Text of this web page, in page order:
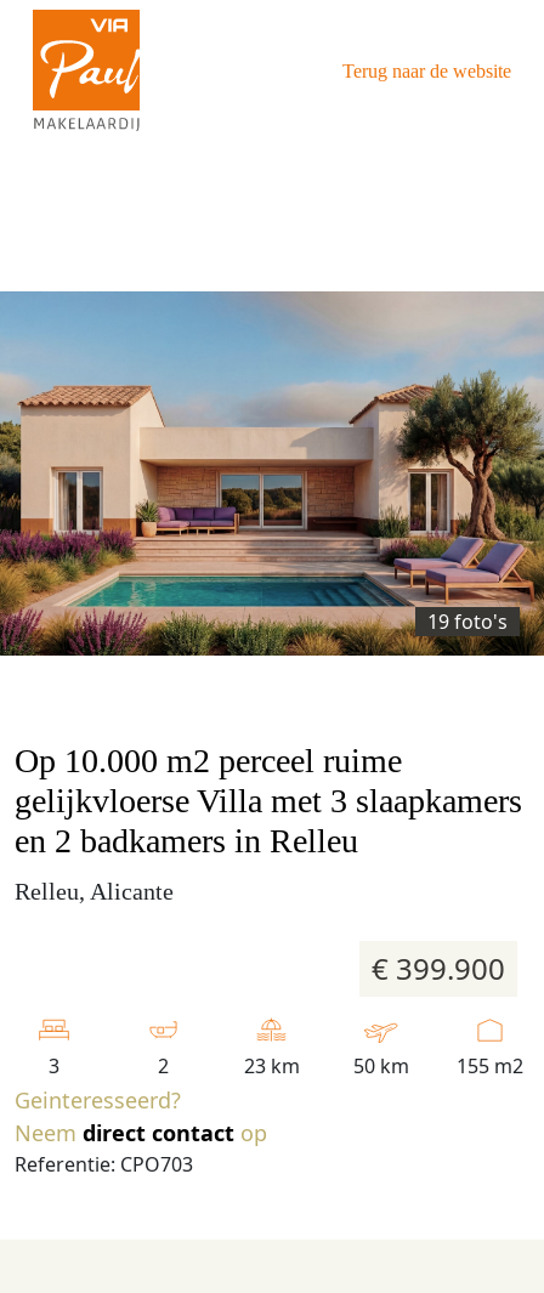
Terug naar de website
19 foto's
Op 10.000 m2 perceel ruime
gelijkvloerse Villa met 3 slaapkamers
en 2 badkamers in Relleu
Relleu, Alicante
€ 399.900
3 2 23 km 50 km 155 m2
Geinteresseerd?
Neem direct contact op
Referentie: CPO703